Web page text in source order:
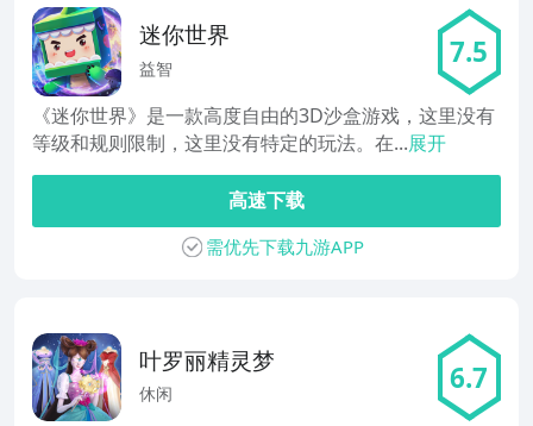
迷你世界
益智 7.5
《迷你世界》是一款高度自由的3D沙盒游戏，这里没有
等级和规则限制，这里没有特定的玩法。在...展开
高速下载
需优先下载九游APP
叶罗丽精灵梦
休闲 6.7